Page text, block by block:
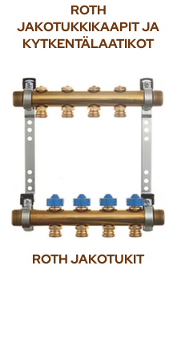
ROTH
JAKOTUKKIKAAPIT JA
KYTKENTÄLAATIKOT
ROTH JAKOTUKIT